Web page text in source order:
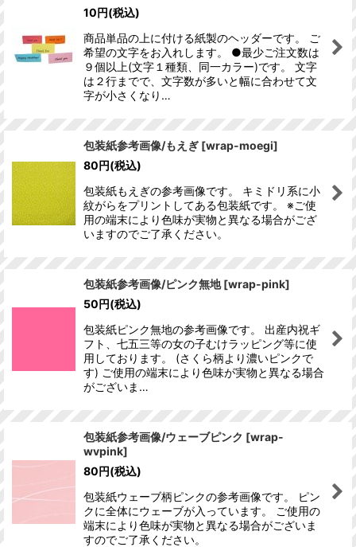
10円(税込)
商品単品の上に付ける紙製のヘッダーです。 ご
希望の文字をお入れします。 ●最少ご注文数は
９個以上(文字１種類、同一カラー)です。 文字
は２行までで、文字数が多いと幅に合わせて文
字が小さくなり…
包装紙参考画像/もえぎ [wrap-moegi]
80円(税込)
包装紙もえぎの参考画像です。 キミドリ系に小
紋がらをプリントしてある包装紙です。 ※ご使
用の端末により色味が実物と異なる場合がござ
いますのでご了承ください。
包装紙参考画像/ピンク無地 [wrap-pink]
50円(税込)
包装紙ピンク無地の参考画像です。 出産内祝ギ
フト、七五三等の女の子むけラッピング等に使
用しております。 (さくら柄より濃いピンクで
す) ご使用の端末により色味が実物と異なる場合
がございま…
包装紙参考画像/ウェーブピンク [wrap-
wvpink]
80円(税込)
包装紙ウェーブ柄ピンクの参考画像です。 ピン
クに全体にウェーブが入っています。 ご使用の
端末により色味が実物と異なる場合がございま
すのでご了承ください。